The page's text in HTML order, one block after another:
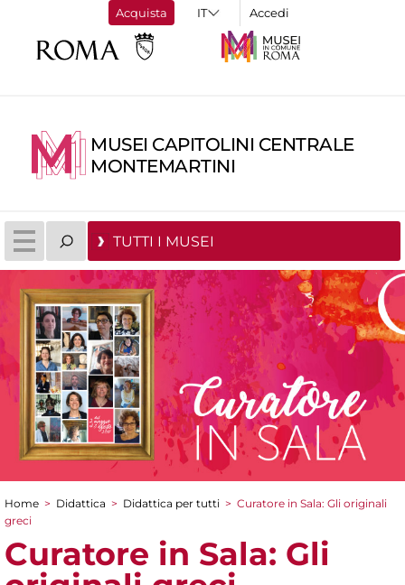
Acquista Accedi
MUSEI CAPITOLINI CENTRALE
MONTEMARTINI
TUTTI I MUSEI
Tu sei qui
Home > Didattica > Didattica per tutti > Curatore in Sala: Gli originali
greci
Curatore in Sala: Gli